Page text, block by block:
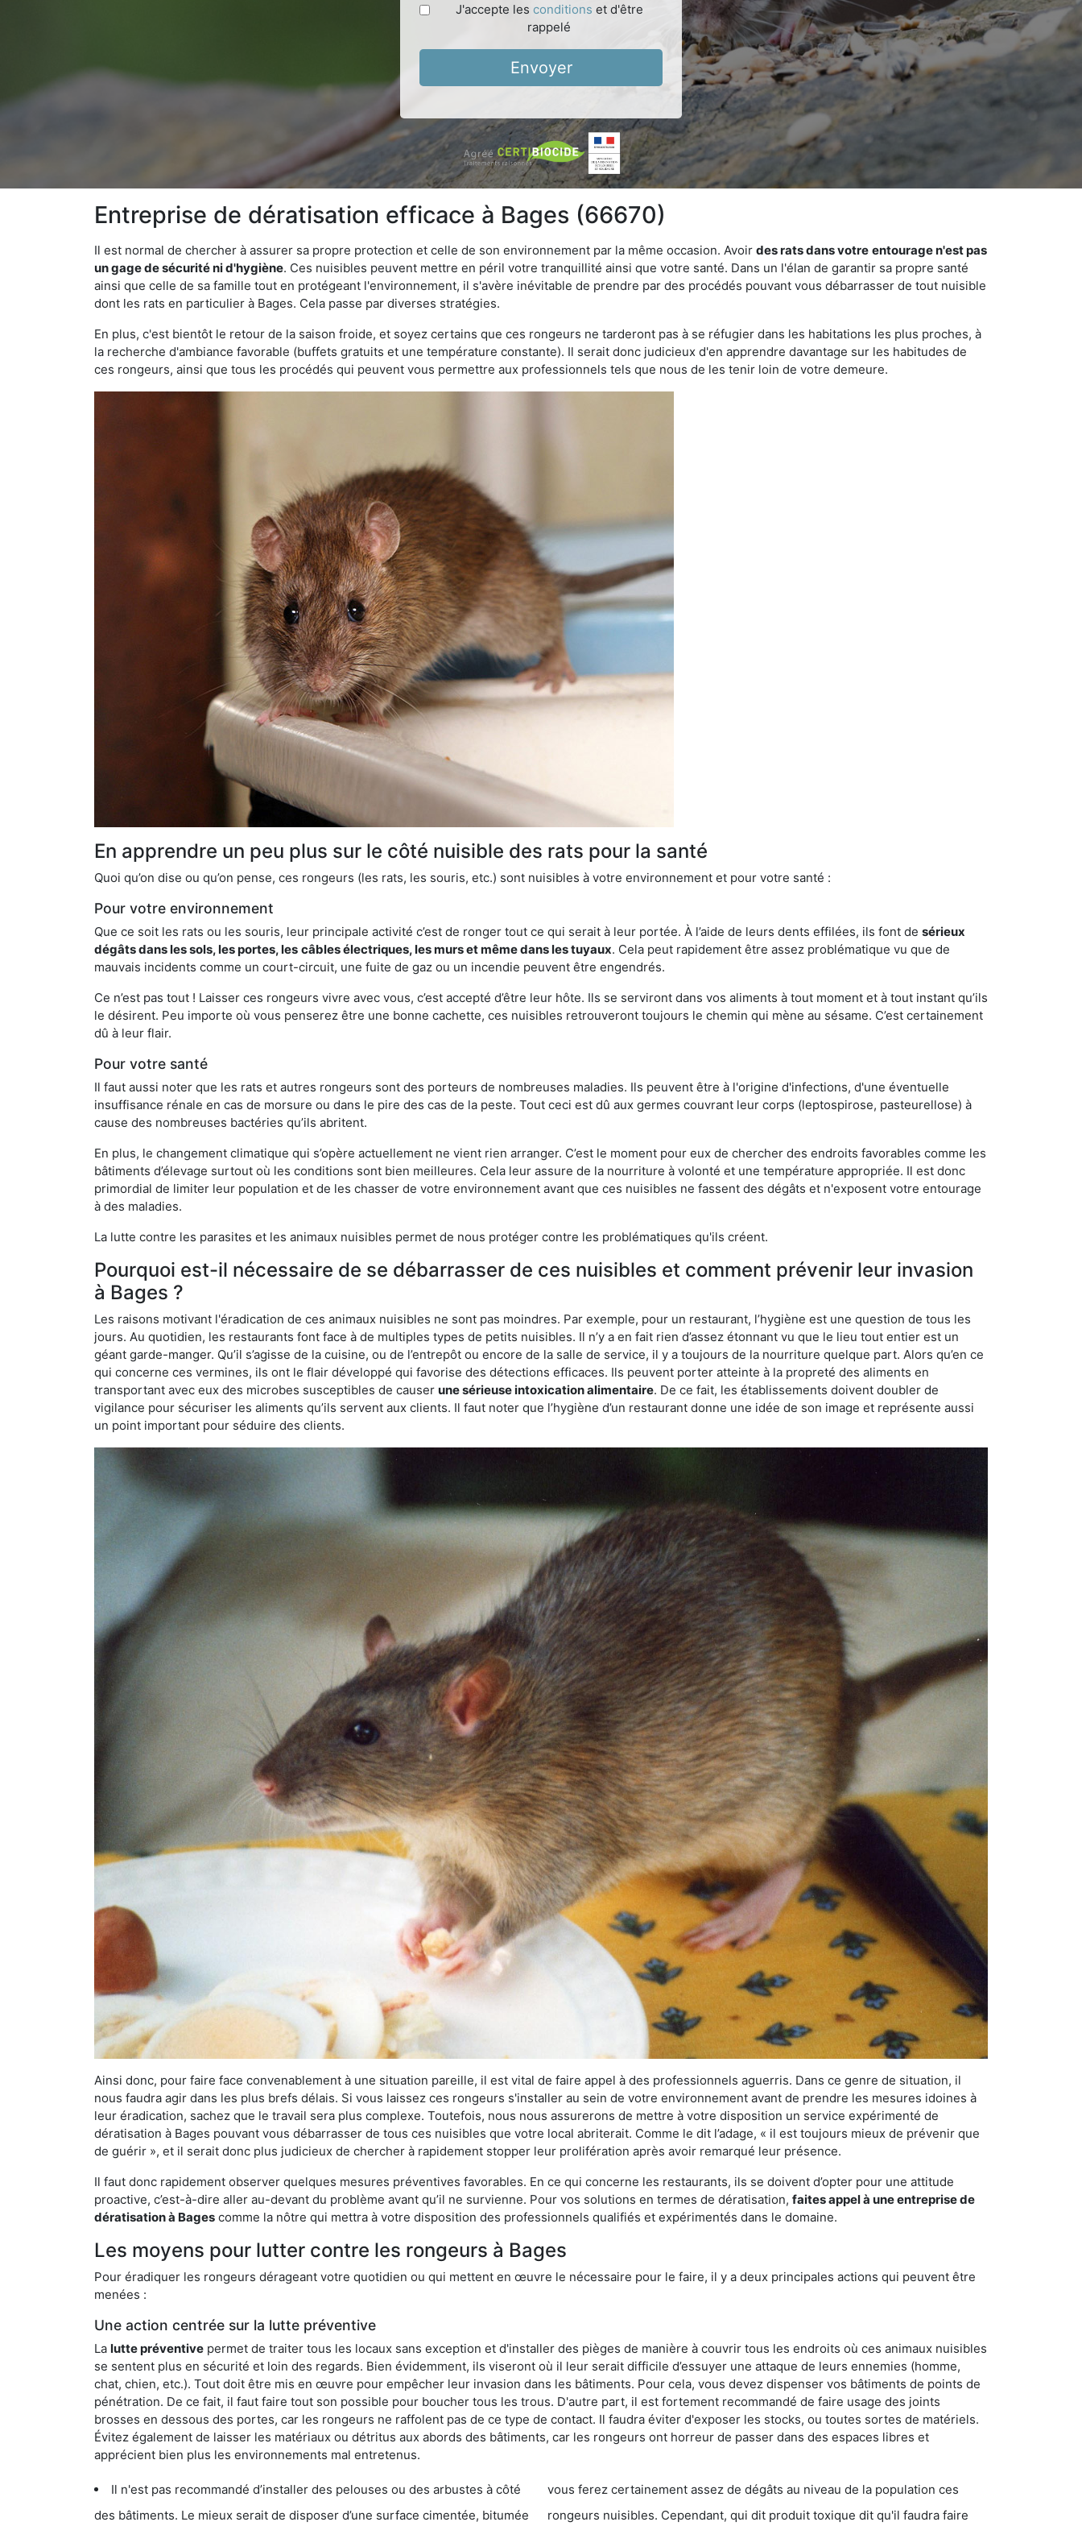
J'accepte les conditions et d'être
rappelé
Envoyer
Entreprise de dératisation efficace à Bages (66670)
Il est normal de chercher à assurer sa propre protection et celle de son environnement par la même occasion. Avoir des rats dans votre entourage n'est pas
un gage de sécurité ni d'hygiène. Ces nuisibles peuvent mettre en péril votre tranquillité ainsi que votre santé. Dans un l'élan de garantir sa propre santé
ainsi que celle de sa famille tout en protégeant l'environnement, il s'avère inévitable de prendre par des procédés pouvant vous débarrasser de tout nuisible
dont les rats en particulier à Bages. Cela passe par diverses stratégies.
En plus, c'est bientôt le retour de la saison froide, et soyez certains que ces rongeurs ne tarderont pas à se réfugier dans les habitations les plus proches, à
la recherche d'ambiance favorable (buffets gratuits et une température constante). Il serait donc judicieux d'en apprendre davantage sur les habitudes de
ces rongeurs, ainsi que tous les procédés qui peuvent vous permettre aux professionnels tels que nous de les tenir loin de votre demeure.
En apprendre un peu plus sur le côté nuisible des rats pour la santé
Quoi qu’on dise ou qu’on pense, ces rongeurs (les rats, les souris, etc.) sont nuisibles à votre environnement et pour votre santé :
Pour votre environnement
Que ce soit les rats ou les souris, leur principale activité c’est de ronger tout ce qui serait à leur portée. À l’aide de leurs dents effilées, ils font de sérieux
dégâts dans les sols, les portes, les câbles électriques, les murs et même dans les tuyaux. Cela peut rapidement être assez problématique vu que de
mauvais incidents comme un court-circuit, une fuite de gaz ou un incendie peuvent être engendrés.
Ce n’est pas tout ! Laisser ces rongeurs vivre avec vous, c’est accepté d’être leur hôte. Ils se serviront dans vos aliments à tout moment et à tout instant qu’ils
le désirent. Peu importe où vous penserez être une bonne cachette, ces nuisibles retrouveront toujours le chemin qui mène au sésame. C’est certainement
dû à leur flair.
Pour votre santé
Il faut aussi noter que les rats et autres rongeurs sont des porteurs de nombreuses maladies. Ils peuvent être à l'origine d'infections, d'une éventuelle
insuffisance rénale en cas de morsure ou dans le pire des cas de la peste. Tout ceci est dû aux germes couvrant leur corps (leptospirose, pasteurellose) à
cause des nombreuses bactéries qu’ils abritent.
En plus, le changement climatique qui s’opère actuellement ne vient rien arranger. C’est le moment pour eux de chercher des endroits favorables comme les
bâtiments d’élevage surtout où les conditions sont bien meilleures. Cela leur assure de la nourriture à volonté et une température appropriée. Il est donc
primordial de limiter leur population et de les chasser de votre environnement avant que ces nuisibles ne fassent des dégâts et n'exposent votre entourage
à des maladies.
La lutte contre les parasites et les animaux nuisibles permet de nous protéger contre les problématiques qu'ils créent.
Pourquoi est-il nécessaire de se débarrasser de ces nuisibles et comment prévenir leur invasion
à Bages ?
Les raisons motivant l'éradication de ces animaux nuisibles ne sont pas moindres. Par exemple, pour un restaurant, l’hygiène est une question de tous les
jours. Au quotidien, les restaurants font face à de multiples types de petits nuisibles. Il n’y a en fait rien d’assez étonnant vu que le lieu tout entier est un
géant garde-manger. Qu’il s’agisse de la cuisine, ou de l’entrepôt ou encore de la salle de service, il y a toujours de la nourriture quelque part. Alors qu’en ce
qui concerne ces vermines, ils ont le flair développé qui favorise des détections efficaces. Ils peuvent porter atteinte à la propreté des aliments en
transportant avec eux des microbes susceptibles de causer une sérieuse intoxication alimentaire. De ce fait, les établissements doivent doubler de
vigilance pour sécuriser les aliments qu’ils servent aux clients. Il faut noter que l’hygiène d’un restaurant donne une idée de son image et représente aussi
un point important pour séduire des clients.
Ainsi donc, pour faire face convenablement à une situation pareille, il est vital de faire appel à des professionnels aguerris. Dans ce genre de situation, il
nous faudra agir dans les plus brefs délais. Si vous laissez ces rongeurs s'installer au sein de votre environnement avant de prendre les mesures idoines à
leur éradication, sachez que le travail sera plus complexe. Toutefois, nous nous assurerons de mettre à votre disposition un service expérimenté de
dératisation à Bages pouvant vous débarrasser de tous ces nuisibles que votre local abriterait. Comme le dit l’adage, « il est toujours mieux de prévenir que
de guérir », et il serait donc plus judicieux de chercher à rapidement stopper leur prolifération après avoir remarqué leur présence.
Il faut donc rapidement observer quelques mesures préventives favorables. En ce qui concerne les restaurants, ils se doivent d’opter pour une attitude
proactive, c’est-à-dire aller au-devant du problème avant qu’il ne survienne. Pour vos solutions en termes de dératisation, faites appel à une entreprise de
dératisation à Bages comme la nôtre qui mettra à votre disposition des professionnels qualifiés et expérimentés dans le domaine.
Les moyens pour lutter contre les rongeurs à Bages
Pour éradiquer les rongeurs dérageant votre quotidien ou qui mettent en œuvre le nécessaire pour le faire, il y a deux principales actions qui peuvent être
menées :
Une action centrée sur la lutte préventive
La lutte préventive permet de traiter tous les locaux sans exception et d'installer des pièges de manière à couvrir tous les endroits où ces animaux nuisibles
se sentent plus en sécurité et loin des regards. Bien évidemment, ils viseront où il leur serait difficile d’essuyer une attaque de leurs ennemies (homme,
chat, chien, etc.). Tout doit être mis en œuvre pour empêcher leur invasion dans les bâtiments. Pour cela, vous devez dispenser vos bâtiments de points de
pénétration. De ce fait, il faut faire tout son possible pour boucher tous les trous. D'autre part, il est fortement recommandé de faire usage des joints
brosses en dessous des portes, car les rongeurs ne raffolent pas de ce type de contact. Il faudra éviter d'exposer les stocks, ou toutes sortes de matériels.
Évitez également de laisser les matériaux ou détritus aux abords des bâtiments, car les rongeurs ont horreur de passer dans des espaces libres et
apprécient bien plus les environnements mal entretenus.
Il n'est pas recommandé d’installer des pelouses ou des arbustes à côté
des bâtiments. Le mieux serait de disposer d’une surface cimentée, bitumée
vous ferez certainement assez de dégâts au niveau de la population ces
rongeurs nuisibles. Cependant, qui dit produit toxique dit qu'il faudra faire